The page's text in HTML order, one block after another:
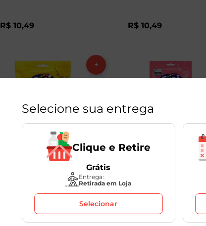
R$ 10,49 R$ 10,49
Bala Minhoca Brilho Fini
1
Selecione sua entrega
Clique e Retire
Grátis
Entrega:
Retirada em Loja
Selecionar